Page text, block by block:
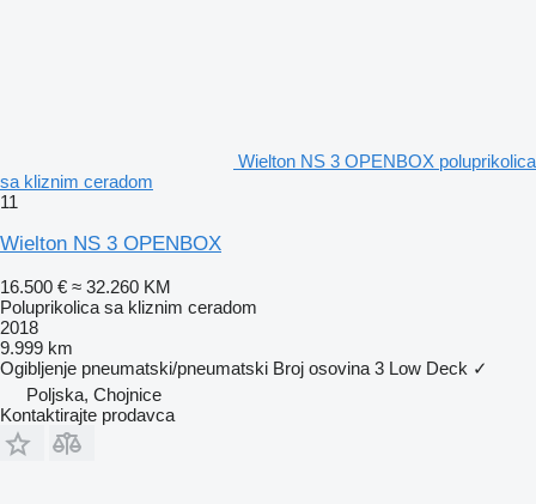
Wielton NS 3 OPENBOX poluprikolica
sa kliznim ceradom
11
Wielton NS 3 OPENBOX
16.500 € ≈ 32.260 KM
Poluprikolica sa kliznim ceradom
2018
9.999 km
Ogibljenje pneumatski/pneumatski Broj osovina 3 Low Deck ✓
Poljska, Chojnice
Kontaktirajte prodavca